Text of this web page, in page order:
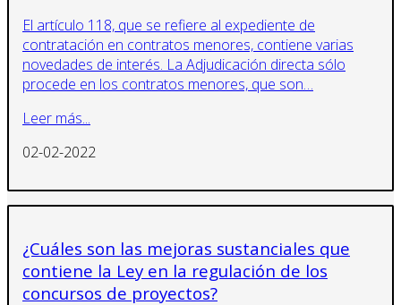
El artículo 118, que se refiere al expediente de
contratación en contratos menores, contiene varias
novedades de interés. La Adjudicación directa sólo
procede en los contratos menores, que son…
Leer más...
02-02-2022
¿Cuáles son las mejoras sustanciales que
contiene la Ley en la regulación de los
concursos de proyectos?